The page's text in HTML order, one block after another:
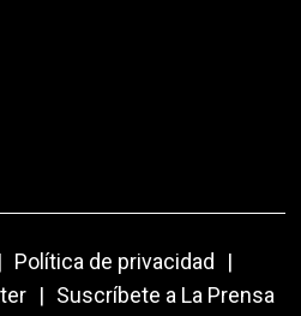
| Política de privacidad
|
| Suscríbete a La Prensa